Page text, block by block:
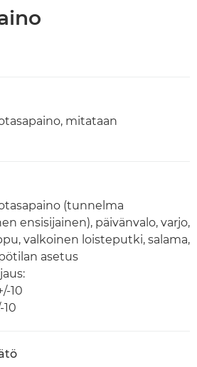
mitataan
(tunnelma
ensisijainen), päivänvalo, varjo,
valkoinen loisteputki, salama,
asetus
10